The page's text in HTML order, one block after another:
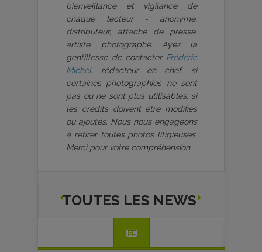
bienveillance et vigilance de
chaque lecteur - anonyme,
distributeur, attaché de presse,
artiste, photographe. Ayez la
gentillesse de contacter Frédéric
Michel, rédacteur en chef, si
certaines photographies ne sont
pas ou ne sont plus utilisables, si
les crédits doivent être modifiés
ou ajoutés. Nous nous engageons
à retirer toutes photos litigieuses.
Merci pour votre compréhension.
TOUTES LES NEWS